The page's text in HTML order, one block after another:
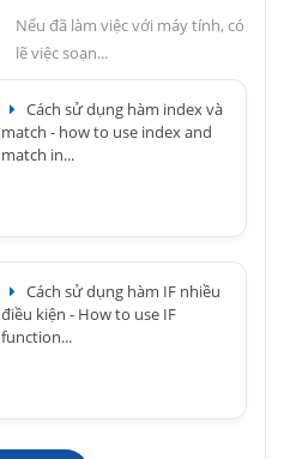
Nếu đã làm việc với máy tính, có
lẽ việc soạn...
Cách sử dụng hàm index và
match - how to use index and
match in...
Cách sử dụng hàm IF nhiều
điều kiện - How to use IF
function...